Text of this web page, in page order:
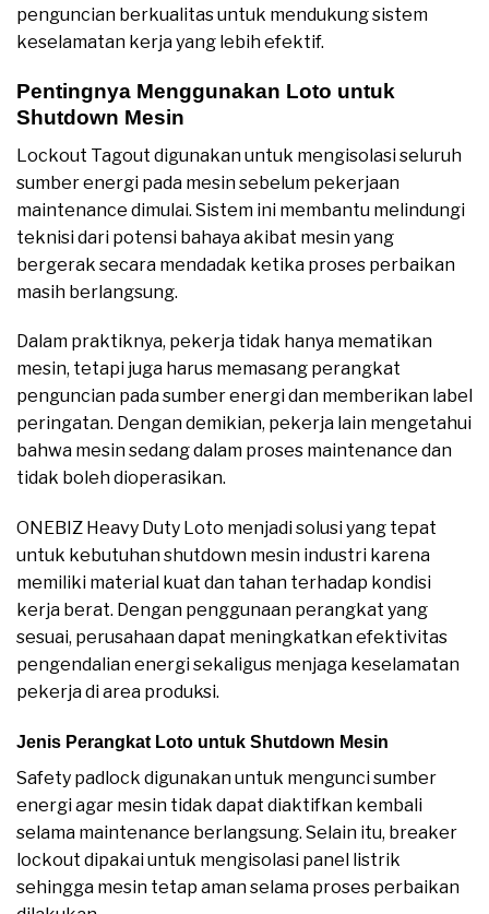
penguncian berkualitas untuk mendukung sistem
keselamatan kerja yang lebih efektif.
Pentingnya Menggunakan Loto untuk
Shutdown Mesin
Lockout Tagout digunakan untuk mengisolasi seluruh
sumber energi pada mesin sebelum pekerjaan
maintenance dimulai. Sistem ini membantu melindungi
teknisi dari potensi bahaya akibat mesin yang
bergerak secara mendadak ketika proses perbaikan
masih berlangsung.
Dalam praktiknya, pekerja tidak hanya mematikan
mesin, tetapi juga harus memasang perangkat
penguncian pada sumber energi dan memberikan label
peringatan. Dengan demikian, pekerja lain mengetahui
bahwa mesin sedang dalam proses maintenance dan
tidak boleh dioperasikan.
ONEBIZ Heavy Duty Loto menjadi solusi yang tepat
untuk kebutuhan shutdown mesin industri karena
memiliki material kuat dan tahan terhadap kondisi
kerja berat. Dengan penggunaan perangkat yang
sesuai, perusahaan dapat meningkatkan efektivitas
pengendalian energi sekaligus menjaga keselamatan
pekerja di area produksi.
Jenis Perangkat Loto untuk Shutdown Mesin
Safety padlock digunakan untuk mengunci sumber
energi agar mesin tidak dapat diaktifkan kembali
selama maintenance berlangsung. Selain itu, breaker
lockout dipakai untuk mengisolasi panel listrik
sehingga mesin tetap aman selama proses perbaikan